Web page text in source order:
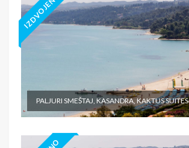
IZDVOJENO
PALJURI SMEŠTAJ, KASANDRA, KAKTUS SUITES